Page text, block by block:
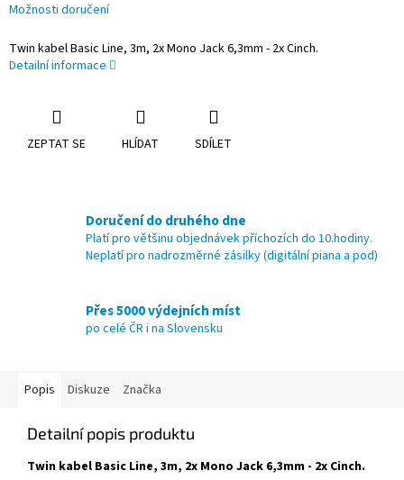
Možnosti doručení
Twin kabel Basic Line, 3m, 2x Mono Jack 6,3mm - 2x Cinch.
Detailní informace
ZEPTAT SE HLÍDAT SDÍLET
Doručení do druhého dne
Platí pro většinu objednávek příchozích do 10.hodiny.
Neplatí pro nadrozměrné zásilky (digitální piana a pod)
Přes 5000 výdejních míst
po celé ČR i na Slovensku
Popis Diskuze Značka
Detailní popis produktu
Twin kabel Basic Line, 3m, 2x Mono Jack 6,3mm - 2x Cinch.